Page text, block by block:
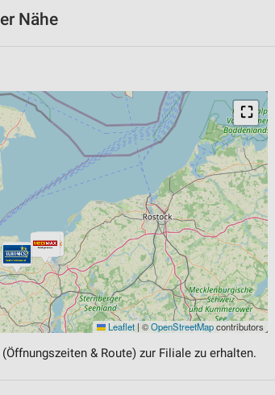
Nähe
⛶
Leaflet | ©OpenStreetMapcontributors
& Route) zur Filiale zu erhalten.